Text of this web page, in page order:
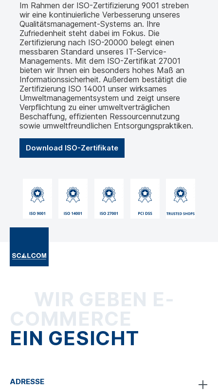
Im Rahmen der ISO-Zertifizierung 9001 streben
wir eine kontinuierliche Verbesserung unseres
Qualitätsmanagement-Systems an. Ihre
Zufriedenheit steht dabei im Fokus. Die
Zertifizierung nach ISO-20000 belegt einen
messbaren Standard unseres IT-Service-
Managements. Mit dem ISO-Zertifikat 27001
bieten wir Ihnen ein besonders hohes Maß an
Informationssicherheit. Außerdem bestätigt die
Zertifizierung ISO 14001 unser wirksames
Umweltmanagementsystem und zeigt unsere
Verpflichtung zu einer umweltverträglichen
Beschaffung, effizienten Ressourcennutzung
sowie umweltfreundlichen Entsorgungspraktiken.
Download ISO-Zertifikate
WIR GEBEN E-
COMMERCE
EIN GESICHT
ADRESSE